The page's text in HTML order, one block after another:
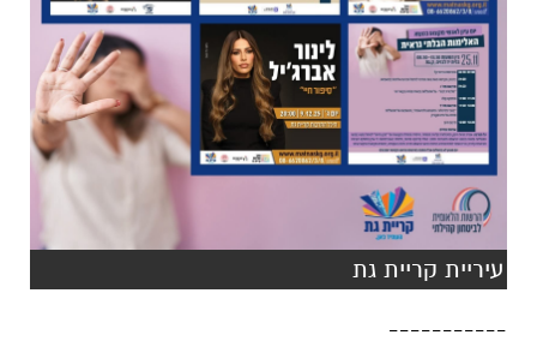
עיריית קריית גת
-----------